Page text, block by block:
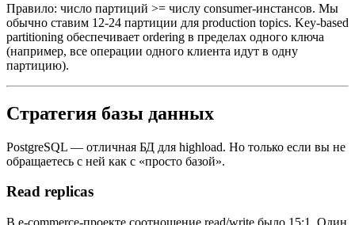
Правило: число партиций >= числу consumer-инстансов. Мы
обычно ставим 12-24 партиции для production topics. Key-based
partitioning обеспечивает ordering в пределах одного ключа
(например, все операции одного клиента идут в одну
партицию).
Стратегия базы данных
PostgreSQL — отличная БД для highload. Но только если вы не
обращаетесь с ней как с «просто базой».
Read replicas
В e-commerce-проекте соотношение read/write было 15:1. Один